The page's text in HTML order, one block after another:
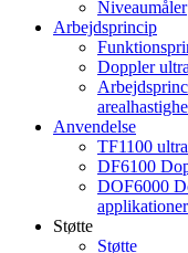
Niveaumåler
Arbejdsprincip
Doppler
Anvendelse
TF1100
DF6100
DOF6000
applikationer
Støtte
Støtte